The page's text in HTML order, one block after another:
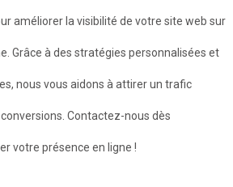
améliorer la visibilité de votre site web sur
Grâce à des stratégies personnalisées et
nous vous aidons à attirer un trafic
Contactez-nous dès
votre présence en ligne !